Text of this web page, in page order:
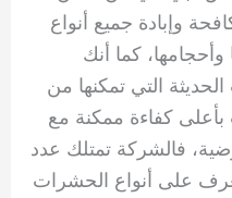
وإبادة جميع أنواع
كما أنك
التي تمكنها من
كفاءة ممكنة مع
فالشركة تمتلك عدد
على أنواع الحشرات